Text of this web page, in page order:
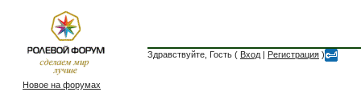
Здравствуйте, Гость ( Вход | Регистрация )
Новое на форумах